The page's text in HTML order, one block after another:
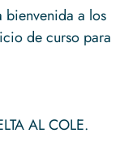
bienvenida a los
de curso para
AL COLE.